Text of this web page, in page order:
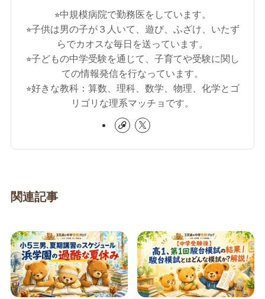
⭐︎中規模病院で勤務医をしています。
⭐︎子供は男の子が３人いて、遊び、ふざけ、いたず
らでカオスな毎日を送っています。
⭐︎子どもの中学受験を通じて、子育てや受験に関し
ての情報発信を行なっています。
⭐︎好きな教科：算数、理科、数学、物理、化学とゴ
リゴリな理系マッチョです。
関連記事